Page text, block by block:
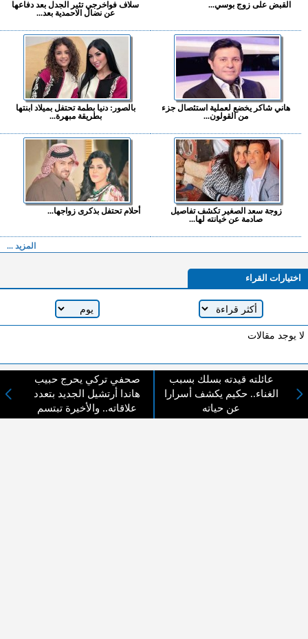
القبض على زوج بوسي...
سلاف فواخرجي تثير الجدل بعد دفاعها
عن نضال الاحمدية بعد...
هاني شاكر يخضع لعملية استئصال جزء
من القولون...
بالصور: دنيا بطمة تحتفل بميلاد ابنتها
بطريقة مبهرة...
زوجة سعد الصغير تكشف تفاصيل
صادمة عن خيانته لها...
أحلام تحتفل بذكرى زواجها...
المزيد ...
اختيارات القراء
لا يوجد مقالات
عائلته قيدته بسلك بسبب
الغناء.. حكيم يكشف أسرارا
عن حياته
صحفي تركي يحرج حبيب
هاندا أرتشيل الجديد بتعدد
علاقاته.. والأخيرة تبتسم
لا مانع من الإقتباس وإعادة النشر شريط ذكر المصدر ( المدينة نيوز ) - الآراء والتعليقات
المنشورة تعبر عن رأي أصحابها فقط